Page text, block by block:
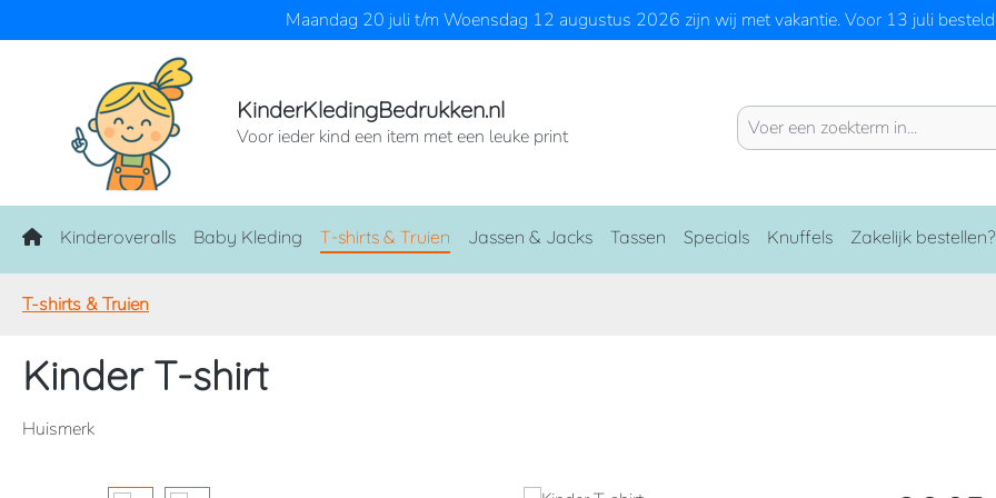
Maandag 20 juli t/m Woensdag 12 augustus 2026 zijn wij met vakantie. Voor 13 juli
KinderKledingBedrukken.nl
Voor ieder kind een item met een leuke print
Home
Kinderoveralls Baby Kleding T-shirts & Truien Jassen & Jacks Tassen Specials Knuffels Zakelijk bestellen?
T-shirts & Truien
Kinder T-shirt
Huismerk